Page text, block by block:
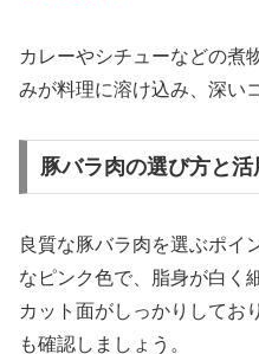
カレーやシチューなどの煮
みが料理に溶け込み、深い
豚バラ肉の選び方と活
良質な豚バラ肉を選ぶポイ
なピンク色で、脂身が白く
カット面がしっかりしてお
も確認しましょう。